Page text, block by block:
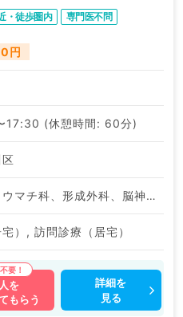
・徒歩圏内 専門医不問
円
17:30 (休憩時間: 60分)
神経内科、リウマチ科、形成外科、脳神経外科、呼吸器外科、心臓血管外科、泌尿器科、麻酔科、ペインクリニック、緩和ケア科、一般内科、循環器内科、呼吸器内科、消化器内科、内分泌・代謝内科、腎臓内科、老年内科、血液内科、外科系全般、一般外科、消化器外科、乳腺外科、総合診療科、基礎医学系、科目不問
）, 訪問診療（居宅）
を
もらう
詳細を
見る